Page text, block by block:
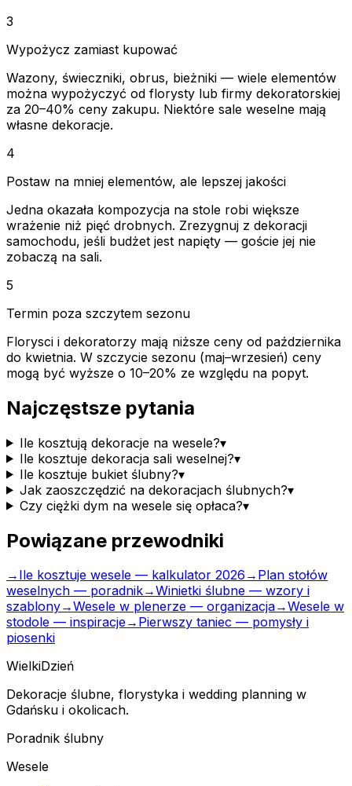
3
Wypożycz zamiast kupować
Wazony, świeczniki, obrus, bieżniki — wiele elementów
można wypożyczyć od florysty lub firmy dekoratorskiej
za 20–40% ceny zakupu. Niektóre sale weselne mają
własne dekoracje.
4
Postaw na mniej elementów, ale lepszej jakości
Jedna okazała kompozycja na stole robi większe
wrażenie niż pięć drobnych. Zrezygnuj z dekoracji
samochodu, jeśli budżet jest napięty — goście jej nie
zobaczą na sali.
5
Termin poza szczytem sezonu
Florys­ci i dekoratorzy mają niższe ceny od października
do kwietnia. W szczycie sezonu (maj–wrzesień) ceny
mogą być wyższe o 10–20% ze względu na popyt.
Najczęstsze pytania
Ile kosztują dekoracje na wesele?▾
Ile kosztuje dekoracja sali weselnej?▾
Ile kosztuje bukiet ślubny?▾
Jak zaoszczędzić na dekoracjach ślubnych?▾
Czy ciężki dym na wesele się opłaca?▾
Powiązane przewodniki
→ Ile kosztuje wesele — kalkulator 2026 → Plan stołów
weselnych — poradnik→Winietki ślubne — wzory i
szablony→Wesele w plenerze — organizacja→Wesele w
stodole — inspiracje→ Pierwszy taniec — pomysły i
piosenki
WielkiDzień
Dekoracje ślubne, florystyka i wedding planning w
Gdańsku i okolicach.
Poradnik ślubny
Wesele